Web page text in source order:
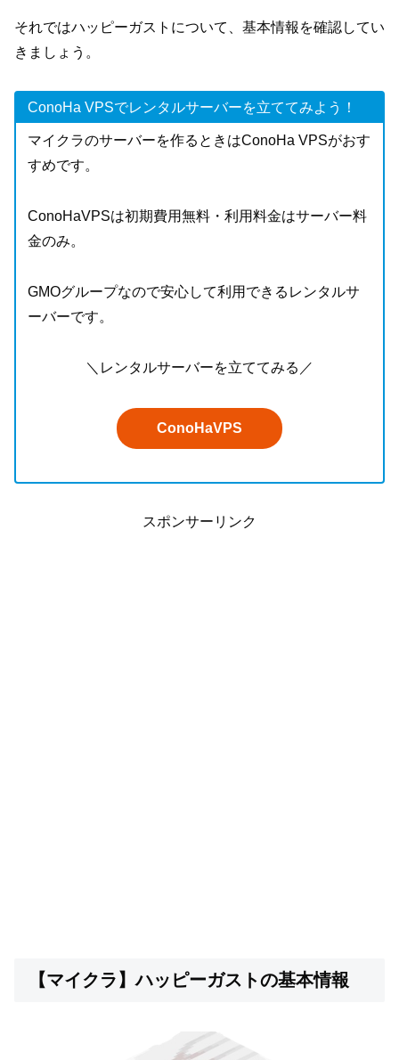
それではハッピーガストについて、基本情報を確認してい
きましょう。
ConoHa VPSでレンタルサーバーを立ててみよう！
マイクラのサーバーを作るときはConoHa VPSがおす
すめです。
ConoHaVPSは初期費用無料・利用料金はサーバー料
金のみ。
GMOグループなので安心して利用できるレンタルサ
ーバーです。
＼レンタルサーバーを立ててみる／
ConoHaVPS
スポンサーリンク
【マイクラ】ハッピーガストの基本情報